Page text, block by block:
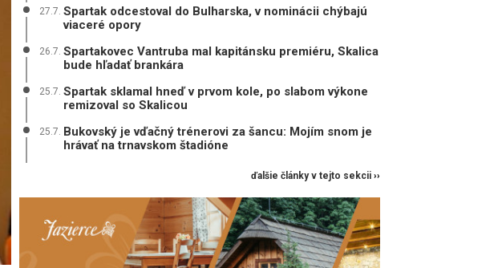
27.7. Spartak odcestoval do Bulharska, v nominácii chýbajú
viaceré opory
26.7. Spartakovec Vantruba mal kapitánsku premiéru, Skalica
bude hľadať brankára
25.7. Spartak sklamal hneď v prvom kole, po slabom výkone
remizoval so Skalicou
25.7. Bukovský je vďačný trénerovi za šancu: Mojím snom je
hrávať na trnavskom štadióne
ďalšie články v tejto sekcii ››